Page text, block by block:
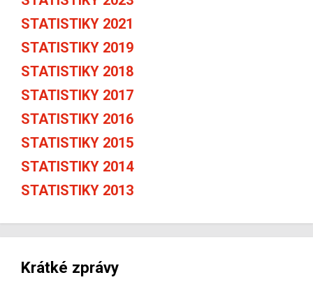
STATISTIKY 2021
STATISTIKY 2019
STATISTIKY 2018
STATISTIKY 2017
STATISTIKY 2016
STATISTIKY 2015
STATISTIKY 2014
STATISTIKY 2013
Krátké zprávy